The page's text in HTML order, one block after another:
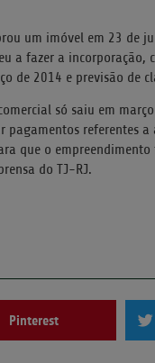
um imóvel em 23 de
a fazer a
de 2014 e previsão de
só saiu em
pagamentos referentes
que o
do TJ-RJ.
Pinterest